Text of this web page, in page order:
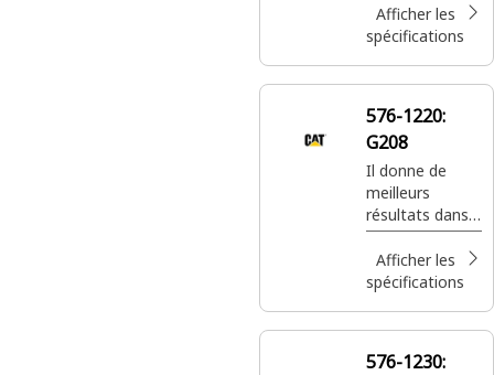
matériaux de
différentes
Afficher les
spécifications
576-1220:
G208
Il donne de
meilleurs
résultats dans
les applications
de manutention
où l'on utilise
surface
Afficher les
spécifications
576-1230: